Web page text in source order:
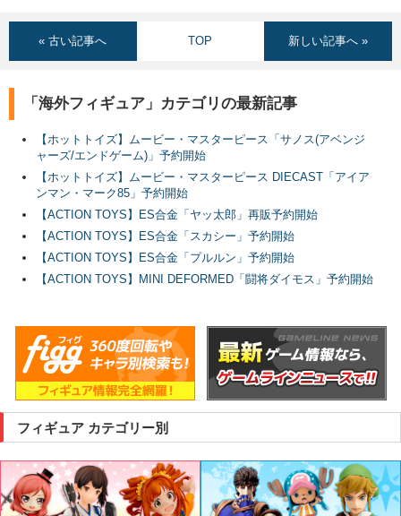
« 古い記事へ TOP 新しい記事へ »
「海外フィギュア」カテゴリの最新記事
【ホットトイズ】ムービー・マスターピース「サノス(アベンジ
ャーズ/エンドゲーム)」予約開始
【ホットトイズ】ムービー・マスターピース DIECAST「アイア
ンマン・マーク85」予約開始
【ACTION TOYS】ES合金「ヤッ太郎」再販予約開始
【ACTION TOYS】ES合金「スカシー」予約開始
【ACTION TOYS】ES合金「プルルン」予約開始
【ACTION TOYS】MINI DEFORMED「闘将ダイモス」予約開始
フィギュア カテゴリー別